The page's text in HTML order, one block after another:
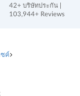
42+ บริษัทประกัน |
103,944+ Reviews
ซค์